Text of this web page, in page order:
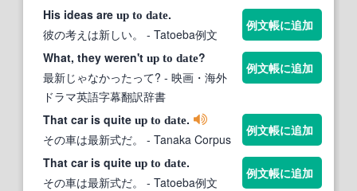
His ideas are up to date.
彼の考えは新しい。
- Tatoeba例文
例文帳に追加
What, they weren't up to date?
最新じゃなかったって? - 映画・海外
ドラマ英語字幕翻訳辞書
例文帳に追加
That car is quite up to date.
その車は最新式だ。
- Tanaka Corpus
例文帳に追加
That car is quite up to date.
その車は最新式だ。
- Tatoeba例文
例文帳に追加